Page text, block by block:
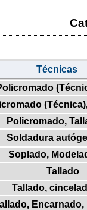
Técnicas
Policromado,
Soldadura
Soplado,
Tallado
Tallado,